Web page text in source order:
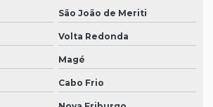
São João de Meriti
Volta Redonda
Magé
Cabo Frio